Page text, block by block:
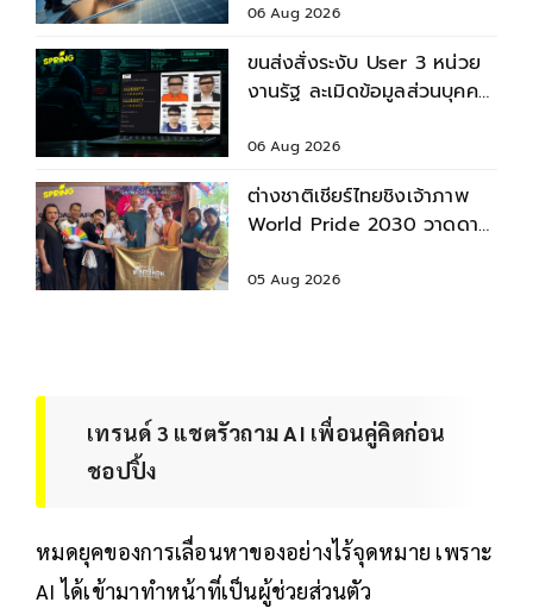
ครัวเรือน
06 Aug 2026
ขนส่งสั่งระงับ User 3 หน่วย
งานรัฐ ละเมิดข้อมูลส่วนบุคคล
06 Aug 2026
ต่างชาติเชียร์ไทยชิงเจ้าภาพ
World Pride 2030 วาดดาว
05 Aug 2026
เทรนด์ 3 แชตรัวถาม AI เพื่อนคู่คิดก่อน
ชอปปิ้ง
หมดยุคของการเลื่อนหาของอย่างไร้จุดหมาย เพราะ
AI ได้เข้ามาทำหน้าที่เป็นผู้ช่วยส่วนตัว